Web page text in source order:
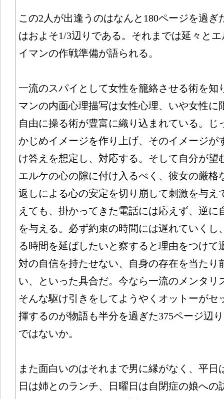
この2人が出逢うのはなんと180ページを過
はおよそ1/3辺りである。それまでは延々と
イマンの作戦準備が語られる。
一流のスパイとして女性を籠絡させる術を知
マンの内面心理描写は女性心理、いや女性に
自由に操る術が豊富に織り込まれている。じ
かじめイメージを作り上げ、そのイメージが
け答えを想定し、対応する。そして自分が望
エルケの心の隙に付け入るべく、彼女の厳格
返しによる心の安定を切り崩して刺激を与え
えても、掛かってきた電話には応えず、逆に
を与える。必ず約束の時間には遅れていくし
る時間を延ばしたいと察すると理由をつけて
対の自信を持たせない、自身の存在を当たり
い、といった具合だ。今なら一流のメンタリ
そんな駆け引きをしてようやくオットーがセ
揮するのが物語も半分を過ぎた375ページ辺
ではないか。
また面白いのはそれまで男に縁がなく、平日
日は姉とのランチ、日曜日は自閉症の娘への